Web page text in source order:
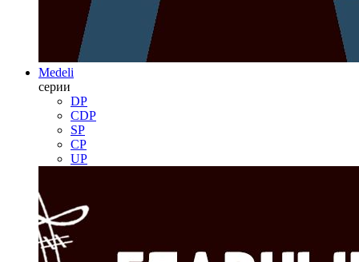
Medeli
серии
DP
CDP
SP
CP
UP